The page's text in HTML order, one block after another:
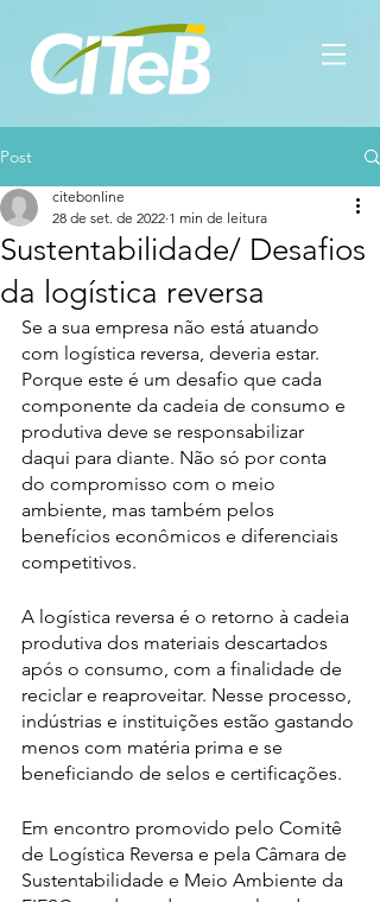
Post
Sustentabilidade/ Desafios
da logística reversa
citebonline
28 de set. de 2022 1 min de leitura
Se a sua empresa não está atuando
com logística reversa, deveria estar.
Porque este é um desafio que cada
componente da cadeia de consumo e
produtiva deve se responsabilizar
daqui para diante. Não só por conta
do compromisso com o meio
ambiente, mas também pelos
benefícios econômicos e diferenciais
competitivos.
A logística reversa é o retorno à cadeia
produtiva dos materiais descartados
após o consumo, com a finalidade de
reciclar e reaproveitar. Nesse processo,
indústrias e instituições estão gastando
menos com matéria prima e se
beneficiando de selos e certificações.
Em encontro promovido pelo Comitê
de Logística Reversa e pela Câmara de
Sustentabilidade e Meio Ambiente da